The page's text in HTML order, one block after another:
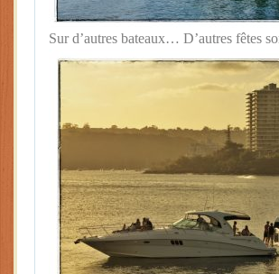
Sur d’autres bateaux… D’autres fêtes